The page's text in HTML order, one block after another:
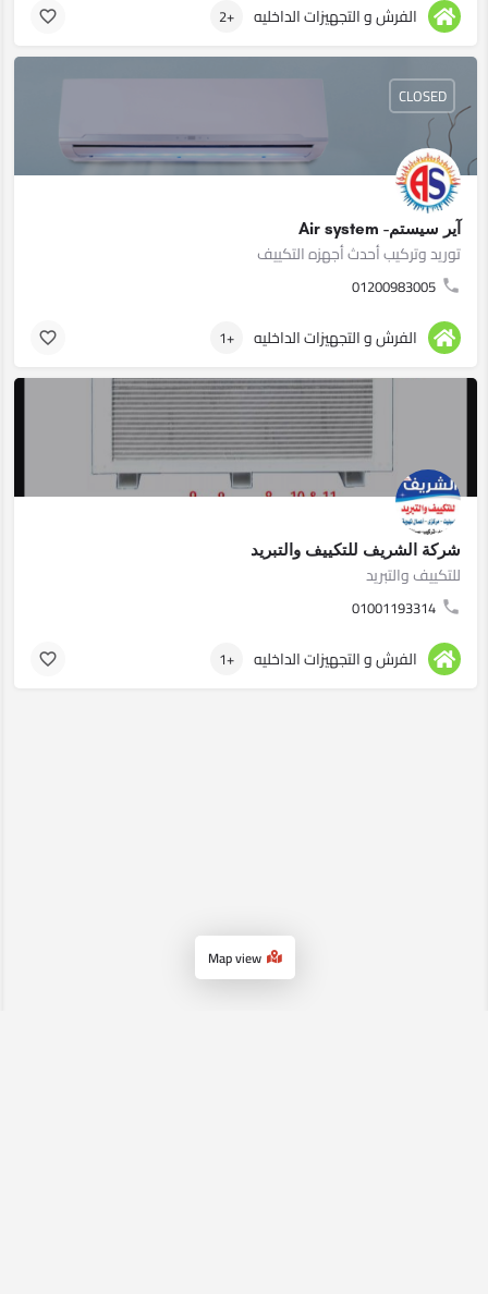
الفرش و التجهيزات الداخليه +2
آير سيستم- Air system
توريد وتركيب أحدث أجهزه التكييف
01200983005
CLOSED
الفرش و التجهيزات الداخليه +1
شركة الشريف للتكييف والتبريد
للتكييف والتبريد
01001193314
الفرش و التجهيزات الداخليه +1
Map view